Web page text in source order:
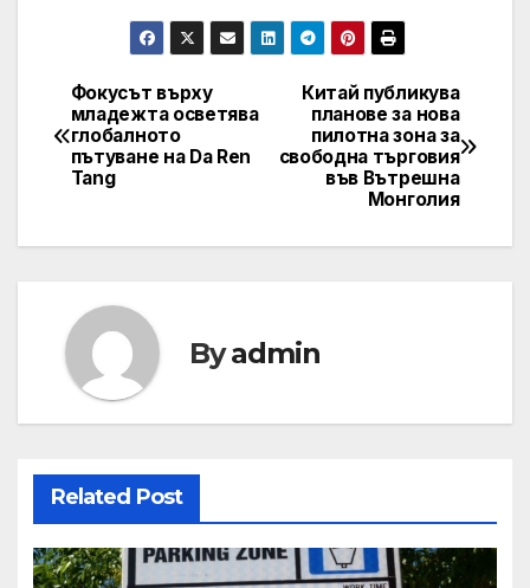
Post
navigation
Китай публикува
планове за нова
пилотна зона за
свободна търговия
във Вътрешна
Монголия
Фокусът върху
младежта осветява
глобалното
пътуване на Da Ren
Tang
Byadmin
Related Post